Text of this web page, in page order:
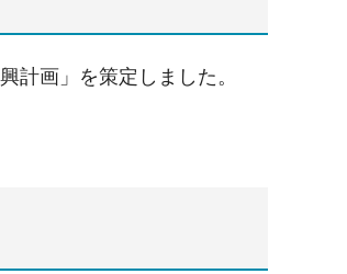
計画」を策定しました。